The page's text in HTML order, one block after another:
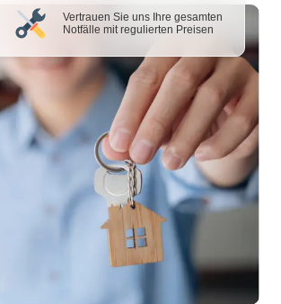
Vertrauen Sie uns Ihre gesamten
Notfälle mit regulierten Preisen